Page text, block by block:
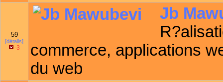
59
[détails]
-3
Jb
commerce, applications
du web